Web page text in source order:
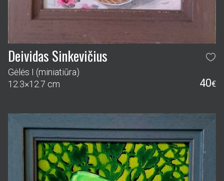
Deividas Sinkevičius
Gėlės I (miniatiūra)
12.3×12.7 cm
40€